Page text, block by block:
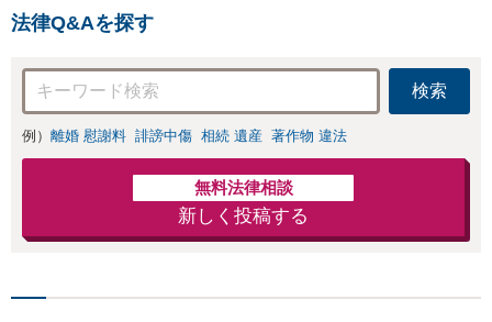
法律Q&Aを探す
検索
例） 離婚 慰謝料 誹謗中傷 相続 遺産 著作物 違法
無料法律相談
新しく投稿する